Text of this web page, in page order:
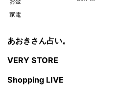
家電
あおきさん占い。
VERY STORE
Shopping LIVE